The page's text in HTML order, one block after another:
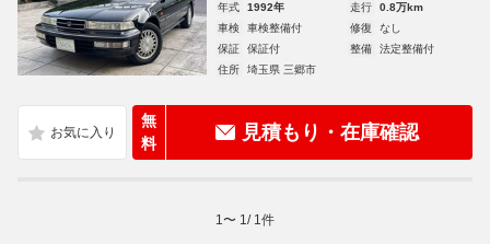
年式 1992年 走行
0.8万km
車検
車検整備付 修復
なし
保証
保証付 整備
法定整備付
住所
埼玉県 三郷市
無
料
見積もり・在庫確認
1 〜 1 / 1 件